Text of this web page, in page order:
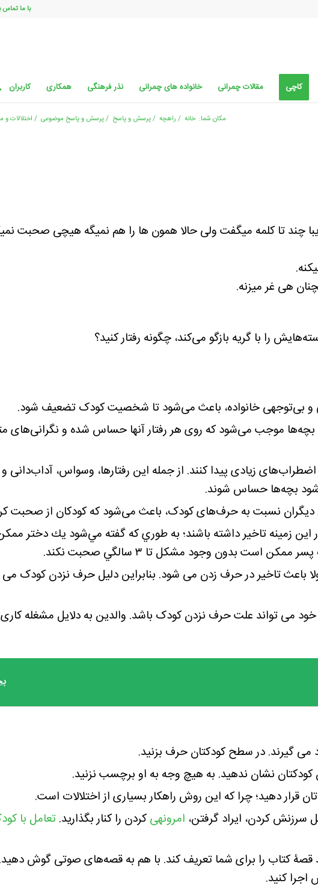
با ما تماس بگیرید:
کاچی مقالات چمرانی خانواده های چمرانی نذر فرهنگی همکاری کاربران
مکان شما: خانه / راهچه /پرسش و پاسخ /پرسش و پاسخ موضوعی / اختلالات
چند تا کلمه میگفت ولی حالا همون ها را هم نمیگه هیچی صحبت
هی غر میزنه.
را با گریه بازگو می‌کند، چگونه رفتار کنید؟
و بی‌توجهی خانواده، باعث می‌شود تا شخصیت کودک تضعیف شود.
بچه‌ها موجب می‌شود که روی هر رفتار آنها حساس شده و نگرانی‌های
زیادی پیدا کنند. از جمله این رفتارها، وسواس،
بچه‌ها حساس شوند.
نسبت به حرف‌های کودک، باعث می‌شود که کودکان از صحبت
زمينه تاخير داشته باشند؛ به طوري كه گفته مي‌شود يك دختر
باعث تاخیر در حرف زدن می شود. بنابراین دلیل حرف نزدن کودک
می تواند علت حرف نزدن کودک باشد. والدین به دلایل مشغله
می گیرند. در سطح کودکتان حرف بزنید.
نشان ندهید. به هیچ وجه به او برچسب نزنید.
قرار دهید؛ چرا که این روش راهکار بسیاری از اختلالات است.
سرزنش کردن، ایراد گرفتن، امرونهیکردن را کنار بگذارید.تعامل با
قصۀ کتاب را برای شما تعریف کند. با هم به قصه‌های صوتی گوش
کنید.